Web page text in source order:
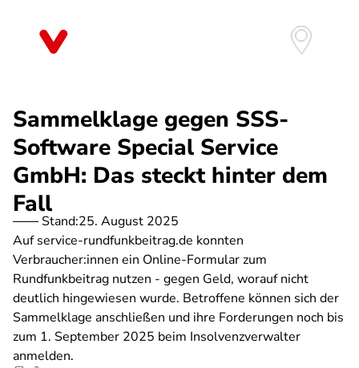
Sammelklage gegen SSS-
Software Special Service
GmbH: Das steckt hinter dem
Fall
Stand:25. August 2025
Auf service-rundfunkbeitrag.de konnten
Verbraucher:innen ein Online-Formular zum
Rundfunkbeitrag nutzen - gegen Geld, worauf nicht
deutlich hingewiesen wurde. Betroffene können sich der
Sammelklage anschließen und ihre Forderungen noch bis
zum 1. September 2025 beim Insolvenzverwalter
anmelden.